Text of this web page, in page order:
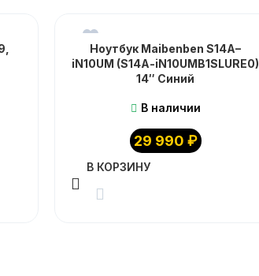
Ноутбук Maibenben S14A–
iN10UM (S14A-iN10UMB1SLURE0)
14″ Синий
В наличии
29 990 ₽
В КОРЗИНУ